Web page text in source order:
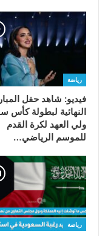
رياضة
فيديو: شاهد حفل
النهائية لبطولة كأس
ولي العهد لكرة القدم
للموسم الرياضي…
رياضة